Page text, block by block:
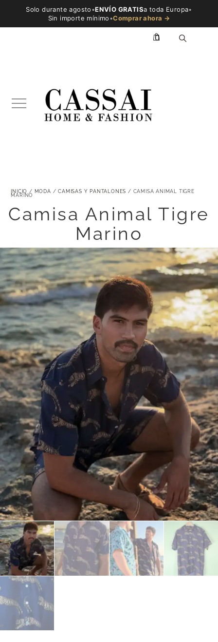
Solo durante agosto•ENVÍO GRATISa toda Europa•
Sin importe mínimo•Comprar ahora →
0
INICIO / MODA /CAMISAS Y PANTALONES / CAMISA ANIMAL TIGRE
MARINO
Camisa Animal Tigre
Marino